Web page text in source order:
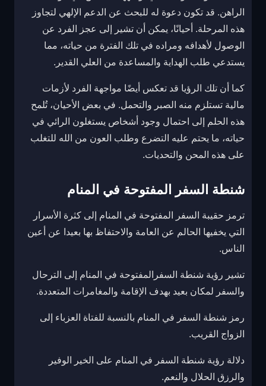
الراهن. قد تكون دعوة له للبحث عن الدعم الإلهي لتجاوز
هذه المرحلة. أحيانًا، يمكن أن تشير إلى عجز الفرد عن
الوصول لأهدافه ومراده في تلك الفترة من حياته، مما
يستدعي طلب الهداية والمساعدة من العلي القدير.
كما أن تلك الرؤيا قد تعكس أيضًا مواجهة الفرد لأزمات
مالية تستلزم منه الصبر والتحمل. في بعض الأحيان، تُلمح
هذه الحلم إلى احتمال وجود أشخاص يستغلون الرائي في
حياته، ما يحتم عليه التضرع وطلب العون من الله للتغلب
على هذه المحن والتحديات.
شنطة السفر المفتوحة في المنام
ترمز حقيبة السفر المفتوحة في المنام إلى كثرة الأسرار
التي يخفيها الحالم عن العامة والاحتفاظ بها بعيدا عن أعين
الناس.
تشير رؤية شنطة السفرالمفتوحة في المنام إلى الترحال
والسفر لمكان بعيد بهدف الإقامة والمغامرات المتعددة.
رمز شنطة السفر في المنام بالنسبة للفتاة العزباء إلى
الزواج القريب.
دلالة رؤية شنطة السفر في المنام على الخير الوفير
والرزق الحلال والنعم.